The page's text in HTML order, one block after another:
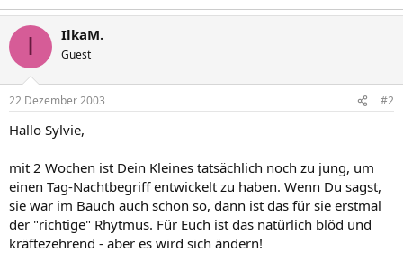
I IlkaM.
Guest
22 Dezember 2003 #2
Hallo Sylvie,
mit 2 Wochen ist Dein Kleines tatsächlich noch zu jung, um
einen Tag-Nachtbegriff entwickelt zu haben. Wenn Du sagst,
sie war im Bauch auch schon so, dann ist das für sie erstmal
der "richtige" Rhytmus. Für Euch ist das natürlich blöd und
kräftezehrend - aber es wird sich ändern!